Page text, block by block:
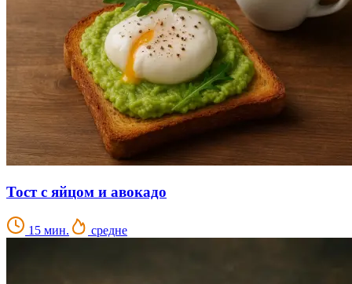
Тост с яйцом и авокадо
15 мин. средне